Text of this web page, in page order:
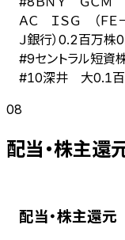
ＡＣ ＩＳＧ （ＦＥ
Ｊ銀行） 0.2百万株
#9セントラル短資
#10深井 大0.1
08
配当・株主還
配当・株主還元